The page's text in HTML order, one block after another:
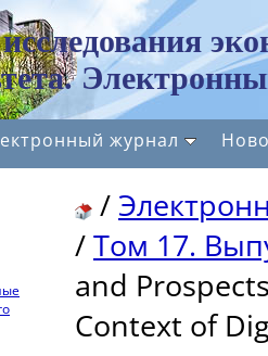
журнал
/
/Том 17.
and
Context of